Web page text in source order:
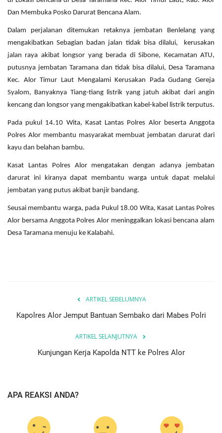
Dan Membuka Posko Darurat Bencana Alam.
Dalam perjalanan ditemukan retaknya jembatan Benlelang yang
mengakibatkan Sebagian badan jalan tidak bisa dilalui, kerusakan
jalan raya akibat longsor yang berada di Sibone, Kecamatan ATU,
putusnya jembatan Taramana dan tidak bisa dilalui, Desa Taramana
Kec. Alor Timur Laut Mengalami Kerusakan Pada Gudang Gereja
Syalom, Banyaknya Tiang-tiang listrik yang jatuh akibat dari angin
kencang dan longsor yang mengakibatkan kabel-kabel listrik terputus.
Pada pukul 14.10 Wita, Kasat Lantas Polres Alor beserta Anggota
Polres Alor membantu masyarakat membuat jembatan darurat dari
kayu dan belahan bambu.
Kasat Lantas Polres Alor mengatakan dengan adanya jembatan
darurat ini kiranya dapat membantu warga untuk dapat melalui
jembatan yang putus akibat banjir bandang.
Seusai membantu warga, pada Pukul 18.00 Wita, Kasat Lantas Polres
Alor bersama Anggota Polres Alor meninggalkan lokasi bencana alam
Desa Taramana menuju ke Kalabahi.
ARTIKEL SEBELUMNYA
Kapolres Alor Jemput Bantuan Sembako dari Mabes Polri
ARTIKEL SELANJUTNYA
Kunjungan Kerja Kapolda NTT ke Polres Alor
APA REAKSI ANDA?